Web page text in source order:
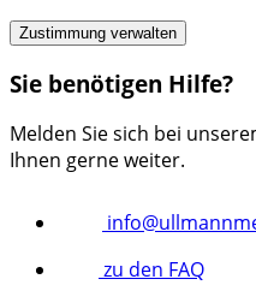
Zustimmung verwalten
Sie benötigen Hilfe?
Melden Sie sich bei
Ihnen gerne weiter.
zu den FAQ